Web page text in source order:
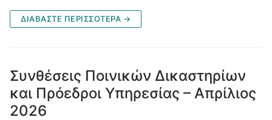
ΔΙΑΒΑΣΤΕ ΠΕΡΙΣΣΟΤΕΡΑ →
Συνθέσεις Ποινικών Δικαστηρίων
και Πρόεδροι Υπηρεσίας – Απρίλιος
2026